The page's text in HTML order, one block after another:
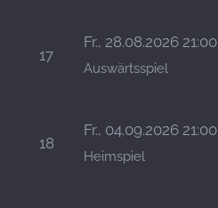
17
Fr., 28.08.2026 21:00
Auswärtsspiel
18
Fr., 04.09.2026 21:00
Heimspiel